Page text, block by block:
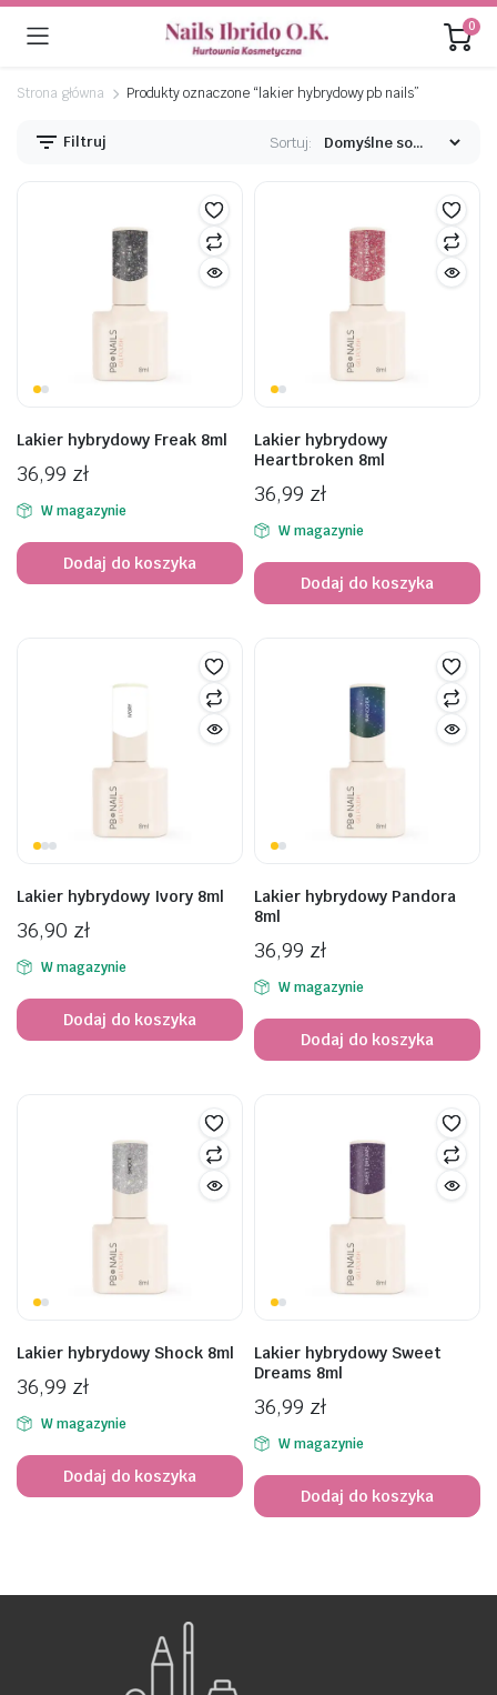
0
Strona główna Produkty oznaczone “lakier hybrydowy pb nails”
Filtruj Sortuj:
Lakier hybrydowy Freak 8ml
36,99 zł
W magazynie
Dodaj do koszyka
Lakier hybrydowy
Heartbroken 8ml
36,99 zł
W magazynie
Dodaj do koszyka
Lakier hybrydowy Ivory 8ml
36,90 zł
W magazynie
Dodaj do koszyka
Lakier hybrydowy Pandora
8ml
36,99 zł
W magazynie
Dodaj do koszyka
Lakier hybrydowy Shock 8ml
36,99 zł
W magazynie
Dodaj do koszyka
Lakier hybrydowy Sweet
Dreams 8ml
36,99 zł
W magazynie
Dodaj do koszyka